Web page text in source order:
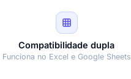
Compatibilidade dupla
Funciona no Excel e Google Sheets